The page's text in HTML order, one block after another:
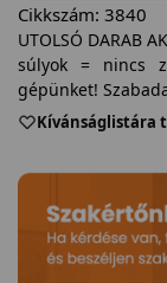
Cikkszám: 3840
UTOLSÓ DARAB
súlyok = nincs
gépünket!
Kívánságlistára